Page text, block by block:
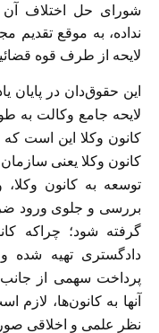
شورای حل اختلاف آن
نداده، به موقع تقدیم
لایحه از طرف قوه
این حقوق‌دان در
لایحه جامع وکالت به
کانون وکلا این است
توسعه به کانون
بررسی و جلوی ورود
گرفته شود؛ چراکه
پرداخت سهمی از جانب
آنها به کانون‌ها،
نظر علمی و اخلاقی